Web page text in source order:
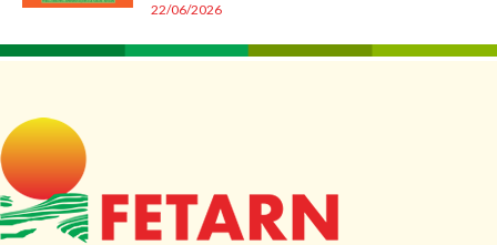
22/06/2026